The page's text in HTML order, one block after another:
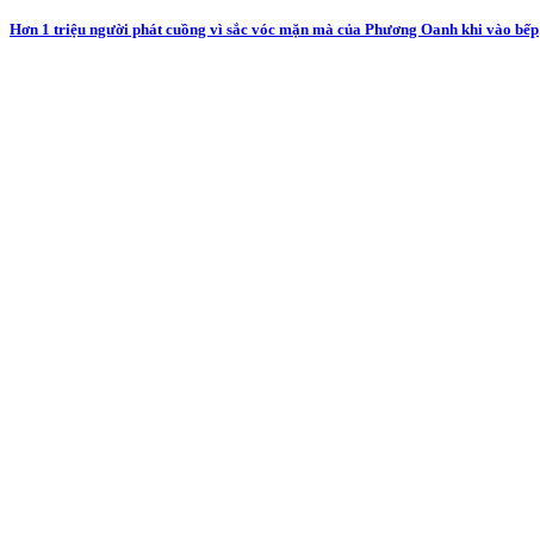
Hơn 1 triệu người phát cuồng vì sắc vóc mặn mà của Phương Oanh khi vào bếp